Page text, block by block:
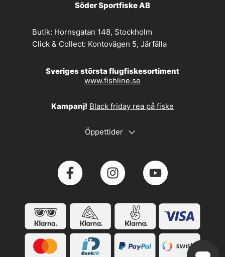
Söder Sportfiske AB
Butik: Hornsgatan 148, Stockholm
Click & Collect: Kontovägen 5, Järfälla
Sveriges största flugfiskesortiment
www.fishline.se
Kampanj! Black friday rea på fiske
Öppettider